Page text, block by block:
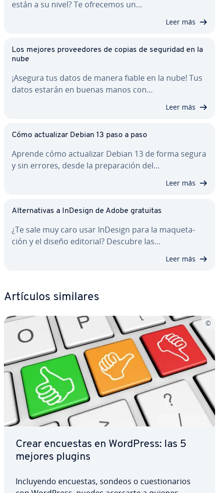
están a su nivel? Te ofrecemos un…
Leer más
Los mejores pro­vee­do­res de copias de seguridad en la
nube
¡Asegura tus datos de manera fiable en la nube! Tus
datos estarán en buenas manos con…
Leer más
Cómo ac­tua­li­zar Debian 13 paso a paso
Aprende cómo ac­tua­li­zar Debian 13 de forma segura
y sin errores, desde la pre­pa­ra­ción del…
Leer más
Al­te­r­na­ti­vas a InDesign de Adobe gratuitas
¿Te sale muy caro usar InDesign para la ma­que­ta­
ción y el diseño editorial? Descubre las…
Leer más
Artículos similares
Crear encuestas en WordPress: las 5
mejores plugins
In­clu­ye­n­do encuestas, sondeos o cue­s­tio­na­rios